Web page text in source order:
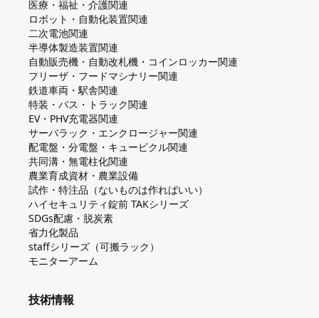
医療・福祉・介護関連
ロボット・自動化装置関連
二次電池関連
半導体製造装置関連
自動販売機・自動改札機・コインロッカー関連
フリーザ・フードマシナリー関連
鉄道車両・駅舎関連
特装・バス・トラック関連
EV・PHV充電器関連
サーバラック・エンクロージャー関連
配電盤・分電盤・キュービクル関連
共同溝・無電柱化関連
農業育成資材・農業設備
試作・特注品（ないものは作ればいい）
ハイセキュリティ錠前 TAKシリーズ
SDGs配慮・脱炭素
省力化製品
staffシリーズ（可搬ラック）
モニターアーム
技術情報